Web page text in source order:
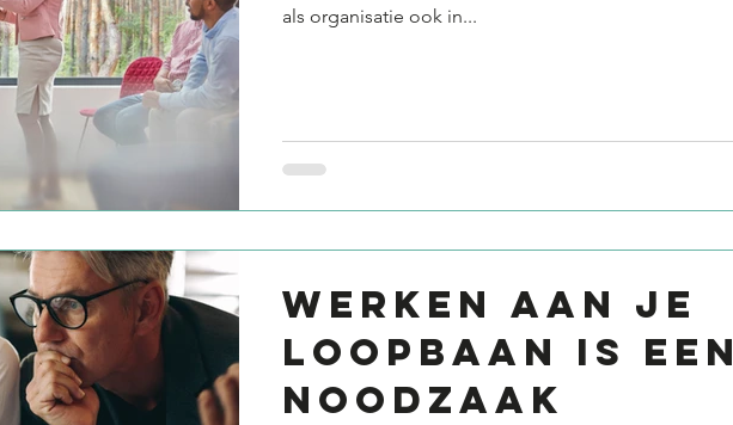
als organisatie ook in...
WERKEN AAN JE
LOOPBAAN IS EEN
NOODZAAK